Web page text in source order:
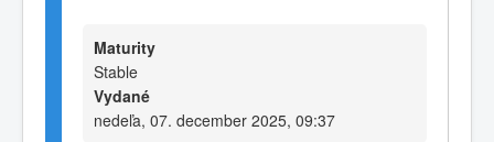
Maturity
Stable
Vydané
nedeľa, 07. december 2025, 09:37